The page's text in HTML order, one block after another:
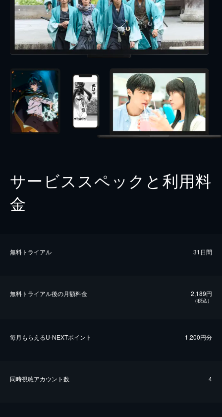
サービススペックと利用料
金
無料トライアル 31日間
無料トライアル後の⽉額料金 2,189円
（税込）
毎⽉もらえるU-NEXTポイント 1,200円分
同時視聴アカウント数 4